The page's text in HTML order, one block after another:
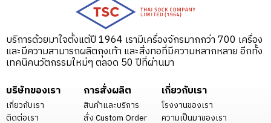
บริการด้วยมาใจตั้งแต่ปี 1964 เรามีเครื่องจักรมากกว่า 700 เครื่อง
และมีความสามารถผลิตถุงเท้า และสิ่งทอที่มีความหลากหลาย อีกทั้ง
เทคนิคนวัตกรรมใหม่ๆ ตลอด 50 ปีที่ผ่านมา
บริษัทของเรา
เกี่ยวกับเรา
ติดต่อเรา
การสั่งผลิต
สินค้าและบริการ
สั่ง Custom Order
เกี่ยวกับเรา
โรงงานของเรา
ความเป็นมาของเรา